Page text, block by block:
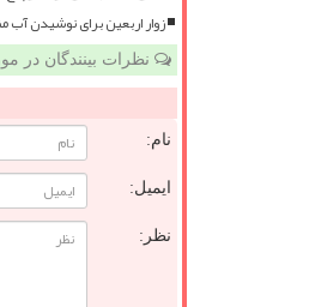
زوار اربعین برای نوشیدن
نظرات بینندگان در
نام:
ایمیل:
نظر: